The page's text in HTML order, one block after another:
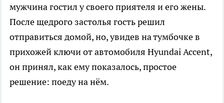
мужчина гостил у своего приятеля и его жены.
После щедрого застолья гость решил
отправиться домой, но, увидев на тумбочке в
прихожей ключи от автомобиля Hyundai Accent,
он принял, как ему показалось, простое
решение: поеду на нём.